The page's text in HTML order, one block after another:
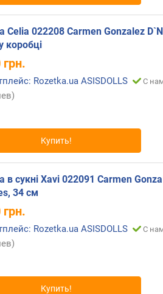
Celia 022208 Carmen Gonzalez
коробці
грн.
Rozetka.ua ASISDOLLS С
Купить!
в сукні Xavi 022091 Carmen
34 см
грн.
Rozetka.ua ASISDOLLS С
Купить!